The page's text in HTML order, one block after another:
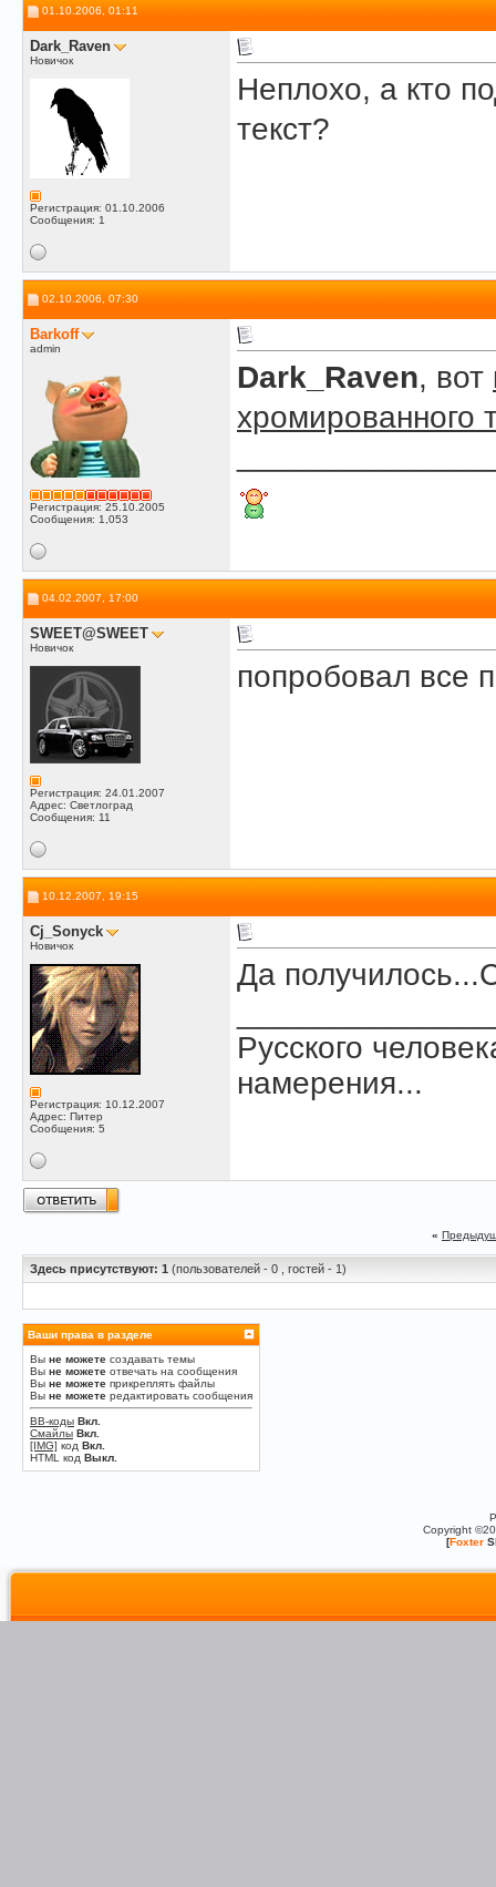
01.10.2006, 01:11
Dark_Raven
Новичок
Регистрация: 01.10.2006
Сообщения: 1
Неплохо, а кто
текст?
02.10.2006, 07:30
Barkoff
admin
Регистрация: 25.10.2005
Сообщения: 1,053
Dark_Raven, вот
хромированного
04.02.2007, 17:00
SWEET@SWEET
Новичок
Регистрация: 24.01.2007
Адрес: Светлоград
Сообщения: 11
попробовал все
10.12.2007, 19:15
Cj_Sonyck
Новичок
Регистрация: 10.12.2007
Адрес: Питер
Сообщения: 5
Да
Русского
намерения...
«
Здесь присутствуют: 1 (пользователей - 0 , гостей - 1)
Ваши права в разделе
Вы не можете создавать темы
Вы не можете отвечать на сообщения
Вы не можете прикреплять файлы
Вы не можете редактировать сообщения
BB-коды Вкл.
Смайлы Вкл.
[IMG] код Вкл.
HTML код Выкл.
Copyright
[Foxter